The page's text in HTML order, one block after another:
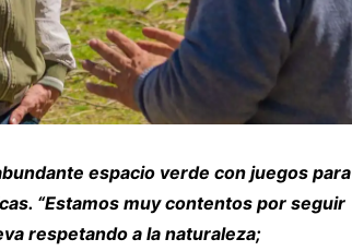
espacio verde con juegos para
“Estamos muy contentos por seguir
respetando a la naturaleza;